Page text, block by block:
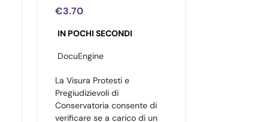
€3.70
IN POCHI SECONDI
DocuEngine
La Visura Protesti e
Pregiudizievoli di
Conservatoria consente di
verificare se a carico di un